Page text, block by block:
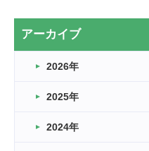
2026.03.20
なぎなた
2026.03.16
車いすバスケとRくんのお話
アーカイブ
2026年
2025年
2024年